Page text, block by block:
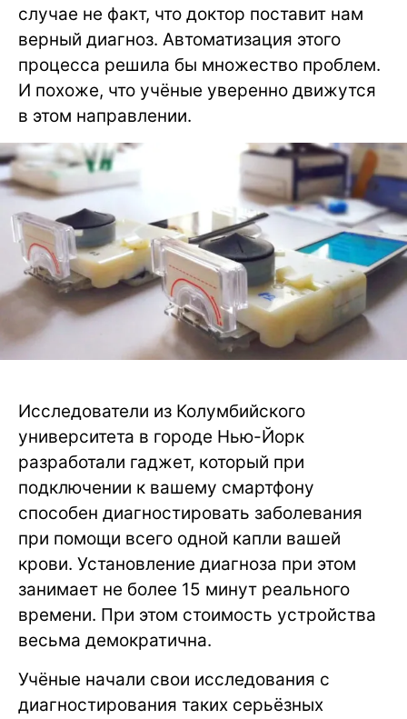
случае не факт, что доктор поставит нам
верный диагноз. Автоматизация этого
процесса решила бы множество проблем.
И похоже, что учёные уверенно движутся
в этом направлении.
Исследователи из Колумбийского
университета в городе Нью-Йорк
разработали гаджет, который при
подключении к вашему смартфону
способен диагностировать заболевания
при помощи всего одной капли вашей
крови. Установление диагноза при этом
занимает не более 15 минут реального
времени. При этом стоимость устройства
весьма демократична.
Учёные начали свои исследования с
диагностирования таких серьёзных